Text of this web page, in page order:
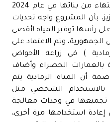
باقي الوحدات تباعًا حتى يتم الانتهاء من بنائها في عام 2024
بأن المشروع واجه تحديات
رأسها توفير المياه لأقصى
وتم الاعتماد على
) في زراعة الأحواض
بالعمارات الخضراء وأضاف
أن المياه الرمادية يتم
بالاستخدام الشخصي مثل
تجميعها في وحدات معالجة
إعادة استخدامها مرة أخرى،